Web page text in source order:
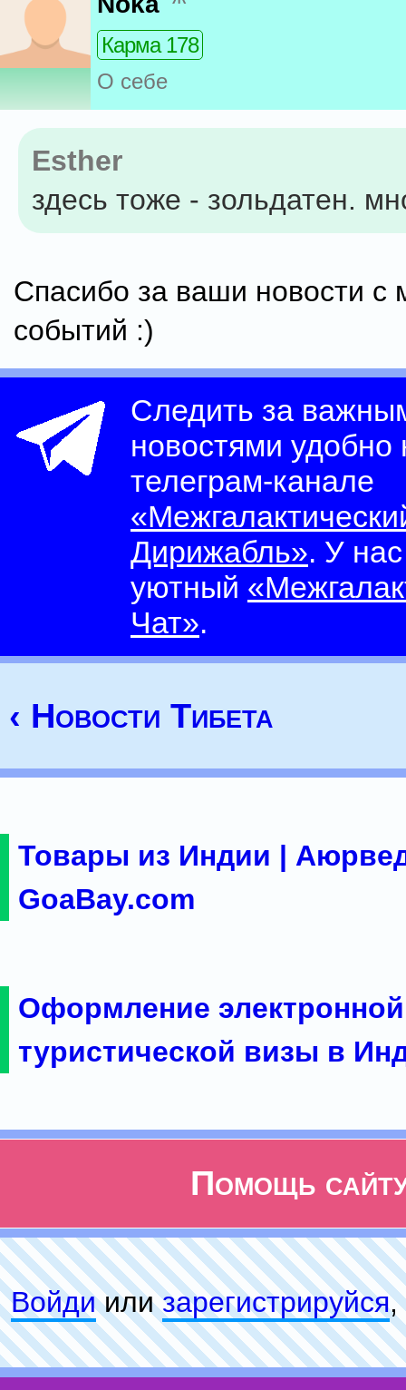
Карма 178
О себе
Esther
здесь тоже - зольдатен.
Спасибо за ваши новости с
событий :)
Следить за
новостями
телеграм-канале
Дирижабль». У
уютный
Чат».
‹ Новости Тибета
Товары из Индии |
GoaBay.com
Оформление электронной
туристической визы в
Помощь
Войдиилизарeгиcтpируйся,